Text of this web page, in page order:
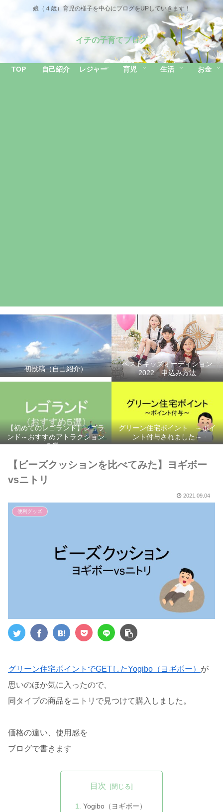
娘（４歳）育児の様子を中心にブログをUPしていきます！
イチの子育てブログ
TOP 自己紹介 レジャー 育児 生活 お金
初投稿（自己紹介）
ベストキッズオーディション
2022 申込み方法
【初めてのレゴランド】レゴラ
ンド～おすすめアトラクション
５選～
グリーン住宅ポイント ～ポイ
ント付与されました～
【ビーズクッションを比べてみた】ヨギボー
vsニトリ
2021.09.04
便利グッズ
グリーン住宅ポイントでGETしたYogibo（ヨギボー） が
思いのほか気に入ったので、
同タイプの商品をニトリで見つけて購入しました。
価格の違い、使用感を
ブログで書きます
目次
Yogibo（ヨギボー）